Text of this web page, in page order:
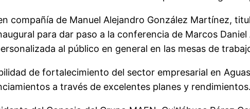
compañía de Manuel Alejandro González Martínez,
para dar paso a la conferencia de Marcos
al público en general en las mesas de
de fortalecimiento del sector empresarial en
a través de excelentes planes y rendimientos.